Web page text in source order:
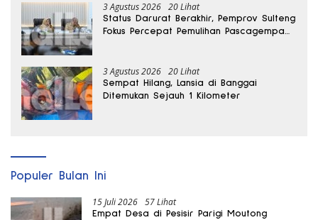
3 Agustus 2026 20 Lihat
Status Darurat Berakhir, Pemprov Sulteng
Fokus Percepat Pemulihan Pascagempa
3 Agustus 2026 20 Lihat
Sempat Hilang, Lansia di Banggai
Ditemukan Sejauh 1 Kilometer
Populer Bulan Ini
15 Juli 2026 57 Lihat
Empat Desa di Pesisir Parigi Moutong